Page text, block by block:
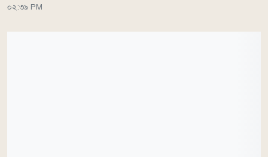
০২:৩৯ PM